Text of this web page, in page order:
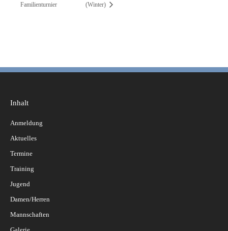
Familienturnier
(Winter)
Inhalt
Anmeldung
Aktuelles
Termine
Training
Jugend
Damen/Herren
Mannschaften
Galerie